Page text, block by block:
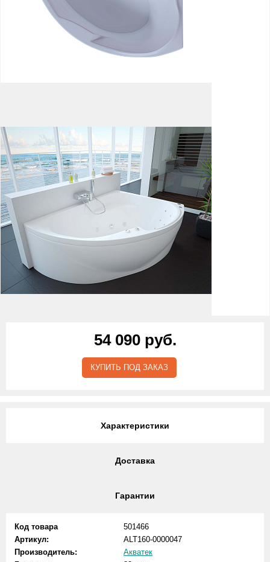
54 090 руб.
КУПИТЬ ПОД ЗАКАЗ
Характеристики
Доставка
Гарантии
Код товара
501466
Артикул:
ALT160-0000047
Производитель:
Акватек